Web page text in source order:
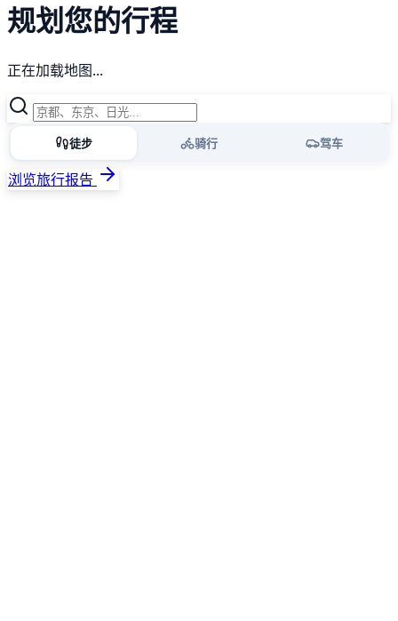
规划您的行程
正在加载地图...
徒步 骑行 驾车
浏览旅行报告